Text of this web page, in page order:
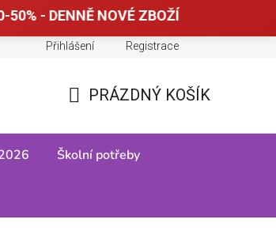
- DENNĚ NOVÉ ZBOŽÍ
Tabulky velikostí
Přihlášení Registrace
KOŠÍK
PRÁZDNÝ KOŠÍK
Školní potřeby